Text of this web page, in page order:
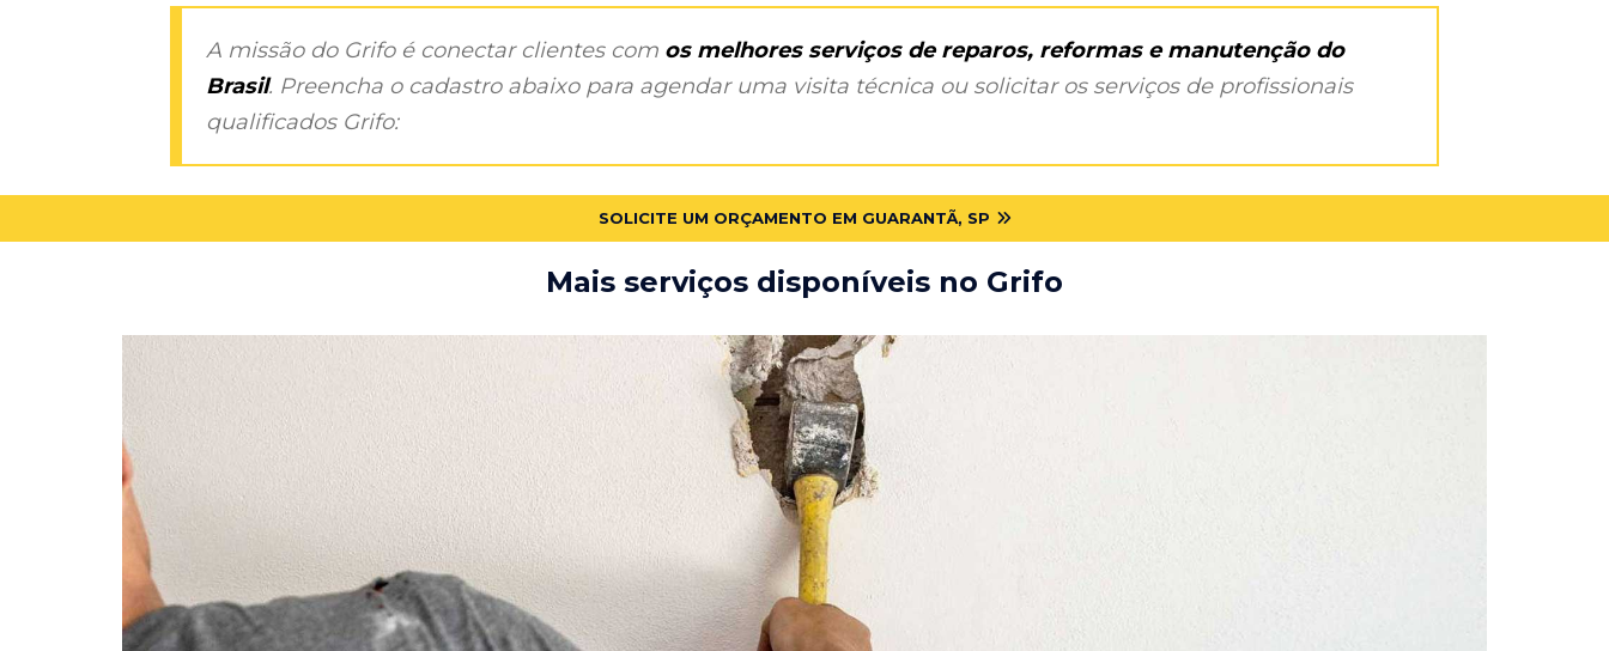
A missão do Grifo é conectar clientes com os melhores serviços de reparos, reformas e manutenção do
Brasil. Preencha o cadastro abaixo para agendar uma visita técnica ou solicitar os serviços de profissionais
qualificados Grifo:
SOLICITE UM ORÇAMENTO EM GUARANTÃ, SP
Mais serviços disponíveis no Grifo